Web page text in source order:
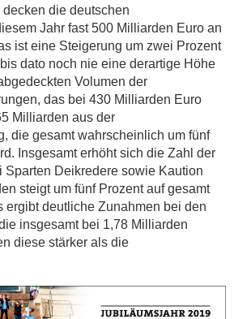
die deutschen
Jahr fast 500 Milliarden Euro an
ist eine Steigerung um zwei Prozent
dato noch nie eine derartige Höhe
Volumen der
das bei 430 Milliarden Euro
Milliarden aus der
die gesamt wahrscheinlich um fünf
Insgesamt erhöht sich die Zahl der
Sparten Deikredere sowie Kaution
steigt um fünf Prozent auf gesamt
ergibt deutliche Zunahmen bei den
insgesamt bei 1,78 Milliarden
diese stärker als die